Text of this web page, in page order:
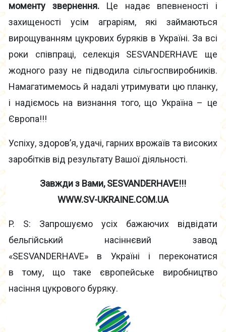
моменту звернення.Це надає впевненості і
захищеності усім аграріям, які займаються
вирощуванням цукрових буряків в Україні. За всі
роки співпраці, селекція SESVANDERHAVE ще
жодного разу не підводила сільгоспвиробників.
Намагатимемось й надалі утримувати цю планку,
і надіємось на визнання того, що Україна – це
Європа!!!
Успіху, здоров’я, удачі, гарних врожаїв та високих
заробітків від результату Вашої діяльності.
Завжди з Вами, SESVANDERHAVE!!!
WWW.SV-UKRAINE.COM.UA
P. S: Запрошуємо усіх бажаючих відвідати
бельгійський насіннєвий завод
«SESVANDERHAVE» в Україні і переконатися
в тому, що таке європейське виробництво
насіння цукрового буряку.